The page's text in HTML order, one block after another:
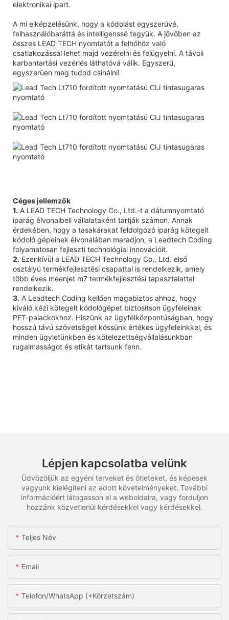
elektronikai ipart.
A mi elképzelésünk, hogy a kódolást egyszerűvé,
felhasználóbaráttá és intelligenssé tegyük. A jövőben az
összes LEAD TECH nyomtatót a felhőhöz való
csatlakozással lehet majd vezérelni és felügyelni. A távoli
karbantartási vezérlés láthatóvá válik. Egyszerű,
egyszerűen meg tudod csinálni!
Céges jellemzők
1. A LEAD TECH Technology Co., Ltd.-t a dátumnyomtató
iparág élvonalbeli vállalataként tartják számon. Annak
érdekében, hogy a tasakárakat feldolgozó iparág kötegelt
kódoló gépeinek élvonalában maradjon, a Leadtech Coding
folyamatosan fejleszti technológiai innovációit.
2. Ezenkívül a LEAD TECH Technology Co., Ltd. első
osztályú termékfejlesztési csapattal is rendelkezik, amely
több éves meenjet m7 termékfejlesztési tapasztalattal
rendelkezik.
3. A Leadtech Coding kellően magabiztos ahhoz, hogy
kiváló kézi kötegelt kódológépet biztosítson ügyfeleinek
PET-palackokhoz. Hiszünk az ügyfélközpontúságban, hogy
hosszú távú szövetséget kössünk értékes ügyfeleinkkel, és
minden ügyletünkben és kötelezettségvállalásunkban
rugalmasságot és etikát tartsunk fenn.
Lépjen kapcsolatba velünk
Üdvözöljük az egyéni terveket és ötleteket, és képesek
vagyunk kielégíteni az adott követelményeket. További
információért látogasson el a weboldalra, vagy forduljon
hozzánk közvetlenül kérdésekkel vagy kérdésekkel.
Teljes Név
Email
Telefon/WhatsApp (+körzetszám)